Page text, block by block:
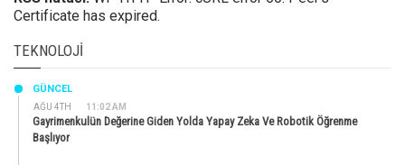
Certificate has expired.
TEKNOLOJI
AĞU 4TH 11:02 AM
GÜNCEL
Gayrimenkulün Değerine Giden Yolda Yapay Zeka Ve Robotik Öğrenme
Başlıyor